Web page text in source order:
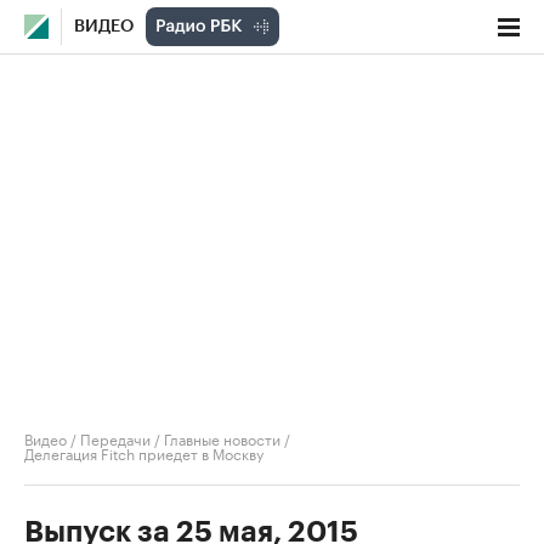
ВИДЕО
Видео / Передачи / Главные новости /
Делегация Fitch приедет в Москву
Выпуск за 25 мая, 2015